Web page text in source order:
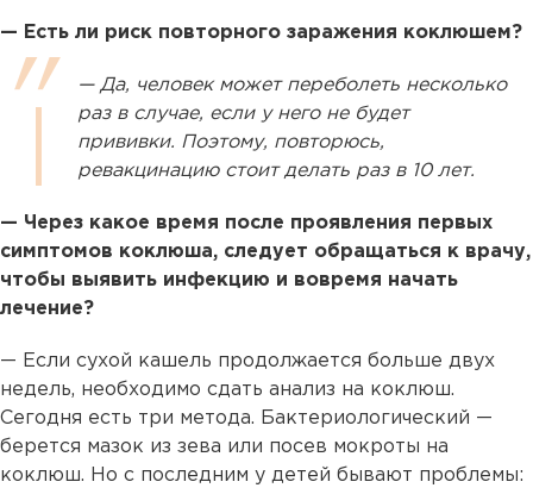
— Есть ли риск повторного заражения коклюшем?
— Да, человек может переболеть несколько
раз в случае, если у него не будет
прививки. Поэтому, повторюсь,
ревакцинацию стоит делать раз в 10 лет.
— Через какое время после проявления первых
симптомов коклюша, следует обращаться к врачу,
чтобы выявить инфекцию и вовремя начать
лечение?
— Если сухой кашель продолжается больше двух
недель, необходимо сдать анализ на коклюш.
Сегодня есть три метода. Бактериологический —
берется мазок из зева или посев мокроты на
коклюш. Но с последним у детей бывают проблемы: